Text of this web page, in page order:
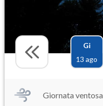
Gi
13 ago
Giornata ventosa